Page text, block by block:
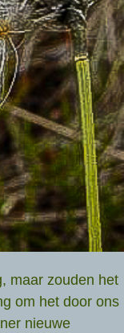
maar zouden het
om het door ons
nieuwe